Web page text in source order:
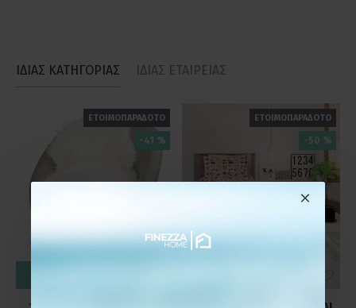
ΙΔΙΑΣ ΚΑΤΗΓΟΡΙΑΣ ΙΔΙΑΣ ΕΤΑΙΡΕΙΑΣ
ΕΤΟΙΜΟΠΑΡΑΔΟΤΟ
-41 %
ΕΤΟΙΜΟΠΑΡΑΔΟΤΟ
-50 %